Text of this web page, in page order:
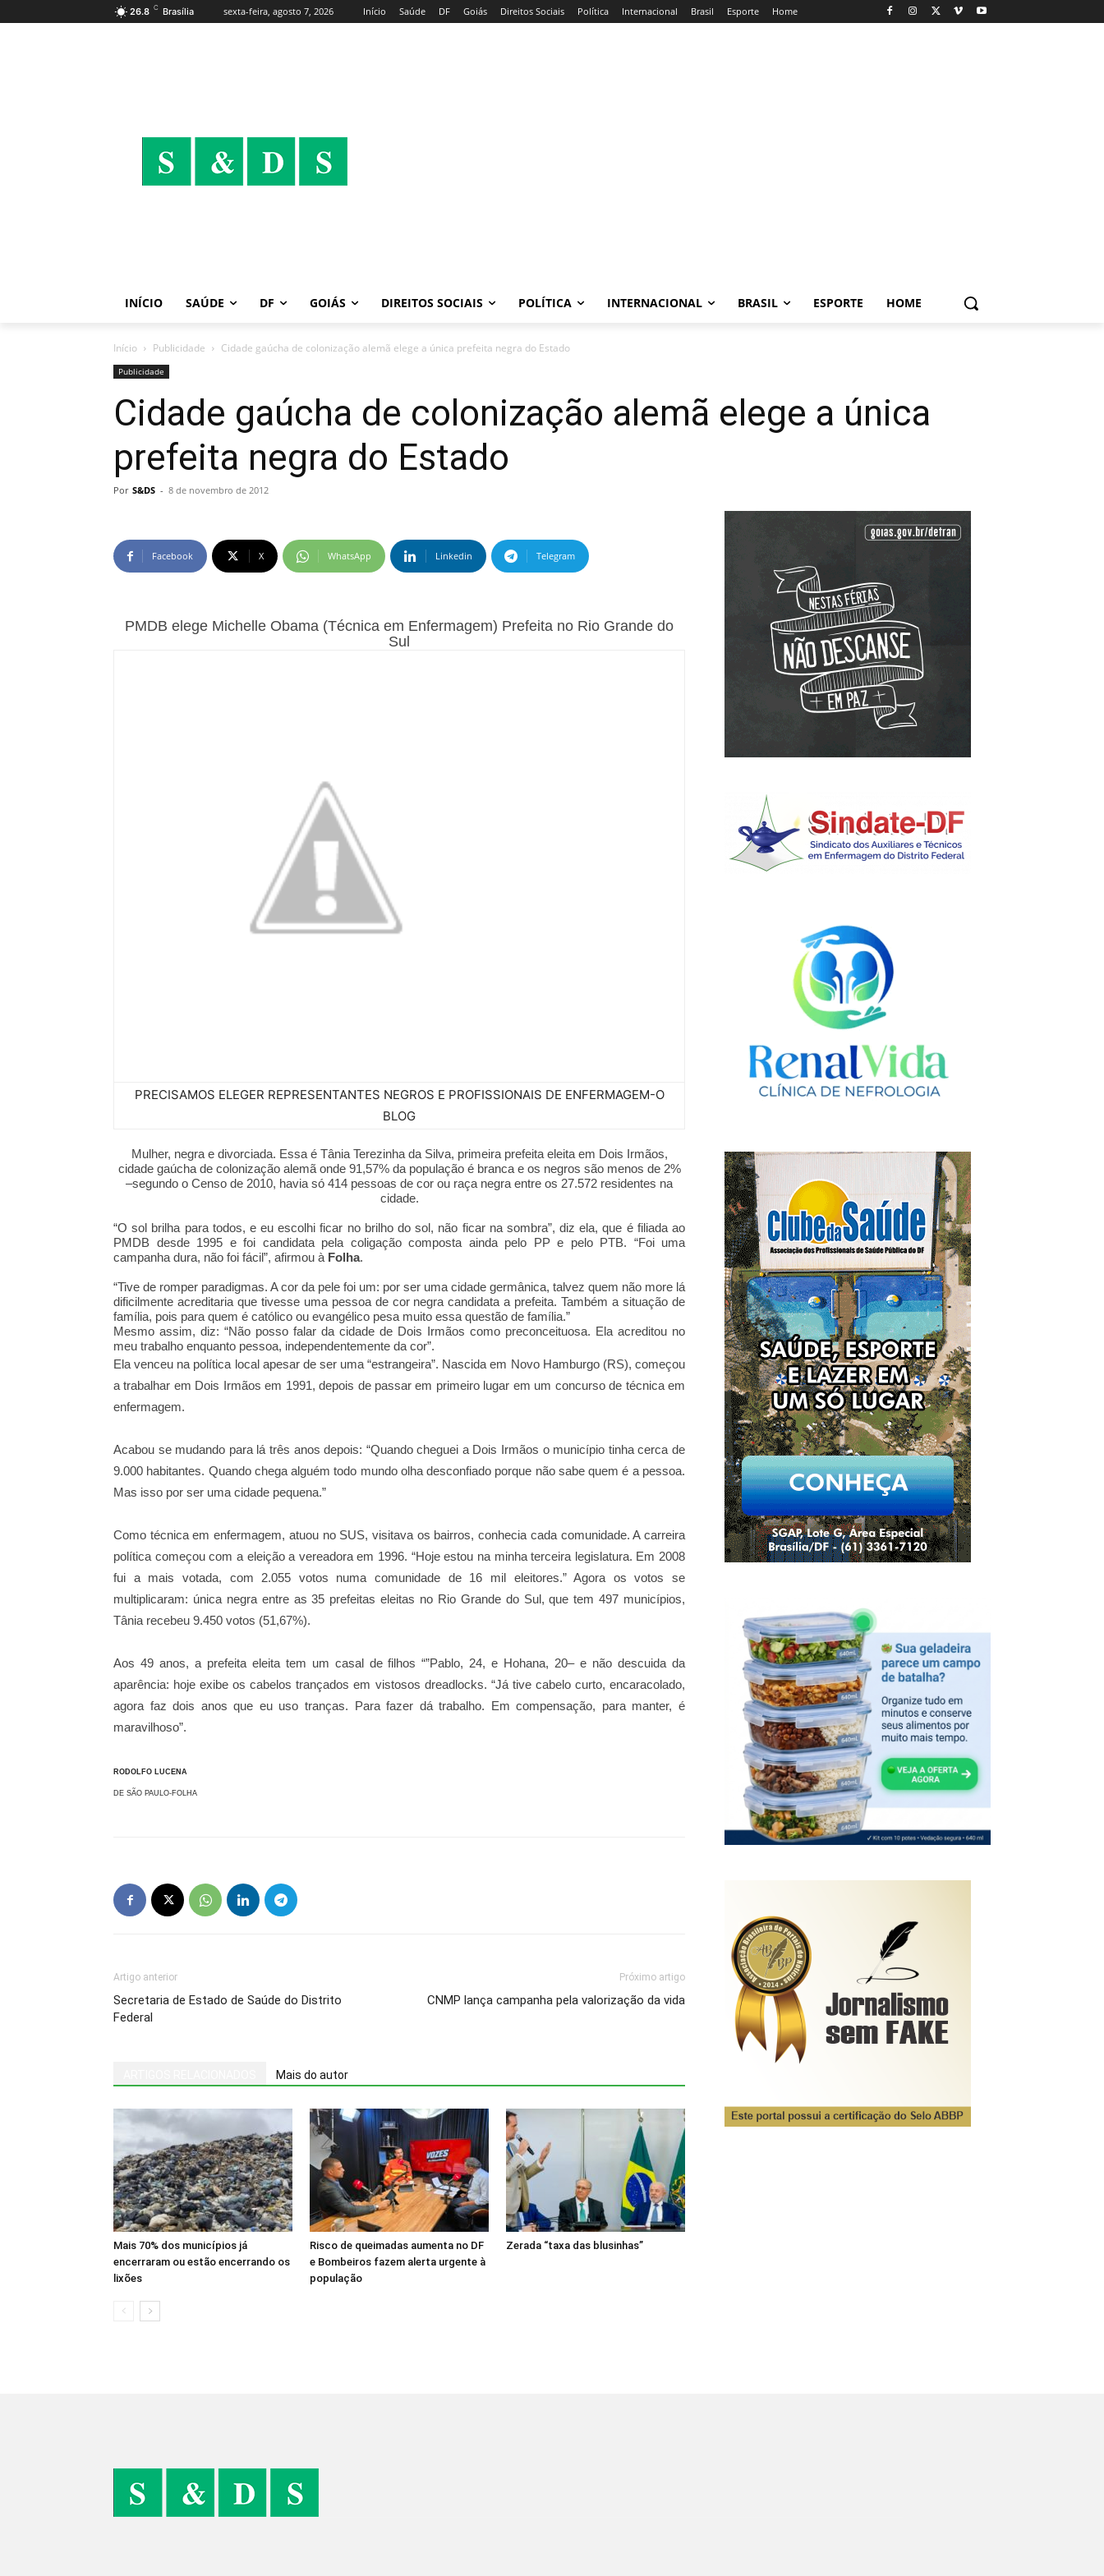
26.8 C Brasília sexta-feira, agosto 7, 2026 Início Saúde DF Goiás Direitos Sociais Política Internacional Brasil Esporte Home
INÍCIO SAÚDE DF GOIÁS DIREITOS SOCIAIS POLÍTICA INTERNACIONAL BRASIL ESPORTE HOME
Início Publicidade Cidade gaúcha de colonização alemã elege a única prefeita negra do Estado
Publicidade
Cidade gaúcha de colonização alemã elege a única
prefeita negra do Estado
Por S&DS - 8 de novembro de 2012
Facebook X WhatsApp Linkedin Telegram
PMDB elege Michelle Obama (Técnica em Enfermagem) Prefeita no Rio Grande do
Sul
PRECISAMOS ELEGER REPRESENTANTES NEGROS E PROFISSIONAIS DE ENFERMAGEM-O
BLOG
Mulher, negra e divorciada. Essa é Tânia Terezinha da Silva, primeira prefeita eleita em Dois Irmãos,
cidade gaúcha de colonização alemã onde 91,57% da população é branca e os negros são menos de 2%
–segundo o Censo de 2010, havia só 414 pessoas de cor ou raça negra entre os 27.572 residentes na
cidade.
“O sol brilha para todos, e eu escolhi ficar no brilho do sol, não ficar na sombra”, diz ela, que é filiada ao
PMDB desde 1995 e foi candidata pela coligação composta ainda pelo PP e pelo PTB. “Foi uma
campanha dura, não foi fácil”, afirmou à Folha.
“Tive de romper paradigmas. A cor da pele foi um: por ser uma cidade germânica, talvez quem não more lá
dificilmente acreditaria que tivesse uma pessoa de cor negra candidata a prefeita. Também a situação de
família, pois para quem é católico ou evangélico pesa muito essa questão de família.”
Mesmo assim, diz: “Não posso falar da cidade de Dois Irmãos como preconceituosa. Ela acreditou no
meu trabalho enquanto pessoa, independentemente da cor”.
Ela venceu na política local apesar de ser uma “estrangeira”. Nascida em Novo Hamburgo (RS), começou
a trabalhar em Dois Irmãos em 1991, depois de passar em primeiro lugar em um concurso de técnica em
enfermagem.
Acabou se mudando para lá três anos depois: “Quando cheguei a Dois Irmãos o município tinha cerca de
9.000 habitantes. Quando chega alguém todo mundo olha desconfiado porque não sabe quem é a pessoa.
Mas isso por ser uma cidade pequena.”
Como técnica em enfermagem, atuou no SUS, visitava os bairros, conhecia cada comunidade. A carreira
política começou com a eleição a vereadora em 1996. “Hoje estou na minha terceira legislatura. Em 2008
fui a mais votada, com 2.055 votos numa comunidade de 16 mil eleitores.” Agora os votos se
multiplicaram: única negra entre as 35 prefeitas eleitas no Rio Grande do Sul, que tem 497 municípios,
Tânia recebeu 9.450 votos (51,67%).
Aos 49 anos, a prefeita eleita tem um casal de filhos “”Pablo, 24, e Hohana, 20– e não descuida da
aparência: hoje exibe os cabelos trançados em vistosos dreadlocks. “Já tive cabelo curto, encaracolado,
agora faz dois anos que eu uso tranças. Para fazer dá trabalho. Em compensação, para manter, é
maravilhoso”.
RODOLFO LUCENA
DE SÃO PAULO-FOLHA
Artigo anterior
Secretaria de Estado de Saúde do Distrito
Federal
Próximo artigo
CNMP lança campanha pela valorização da vida
Mais do autor
Mais 70% dos municípios já
encerraram ou estão encerrando os
lixões
Risco de queimadas aumenta no DF
e Bombeiros fazem alerta urgente à
população
Zerada “taxa das blusinhas”